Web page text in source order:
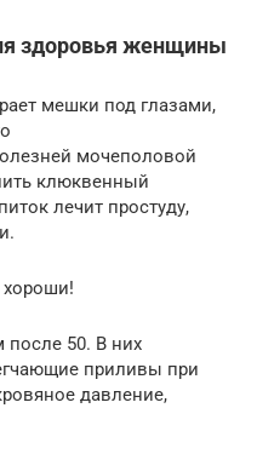
здоровья женщины
мешки под глазами,
мочеполовой
клюквенный
лечит простуду,
хороши!
50. В них
приливы при
давление,